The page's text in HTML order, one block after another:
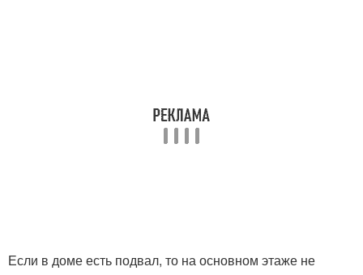
Если в доме есть подвал, то на основном этаже не